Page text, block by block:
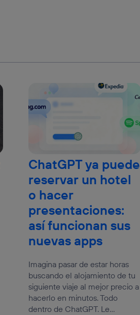
ChatGPT ya puede
reservar un hotel
o hacer
presentaciones:
así funcionan sus
nuevas apps
Imagina pasar de estar horas
buscando el alojamiento de tu
siguiente viaje al mejor precio a
hacerlo en minutos. Todo
dentro de ChatGPT. Le...